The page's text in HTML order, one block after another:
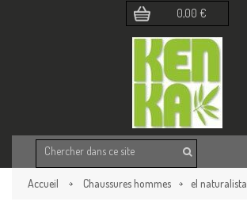
0,00 €
Accueil Chaussures hommes el naturalista